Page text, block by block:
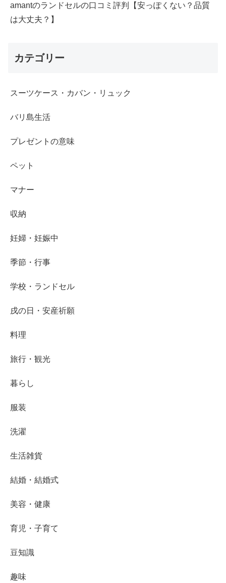
amantのランドセルの口コミ評判【安っぽくない？品質
は大丈夫？】
カテゴリー
スーツケース・カバン・リュック
バリ島生活
プレゼントの意味
ペット
マナー
収納
妊婦・妊娠中
季節・行事
学校・ランドセル
戌の日・安産祈願
料理
旅行・観光
暮らし
服装
洗濯
生活雑貨
結婚・結婚式
美容・健康
育児・子育て
豆知識
趣味